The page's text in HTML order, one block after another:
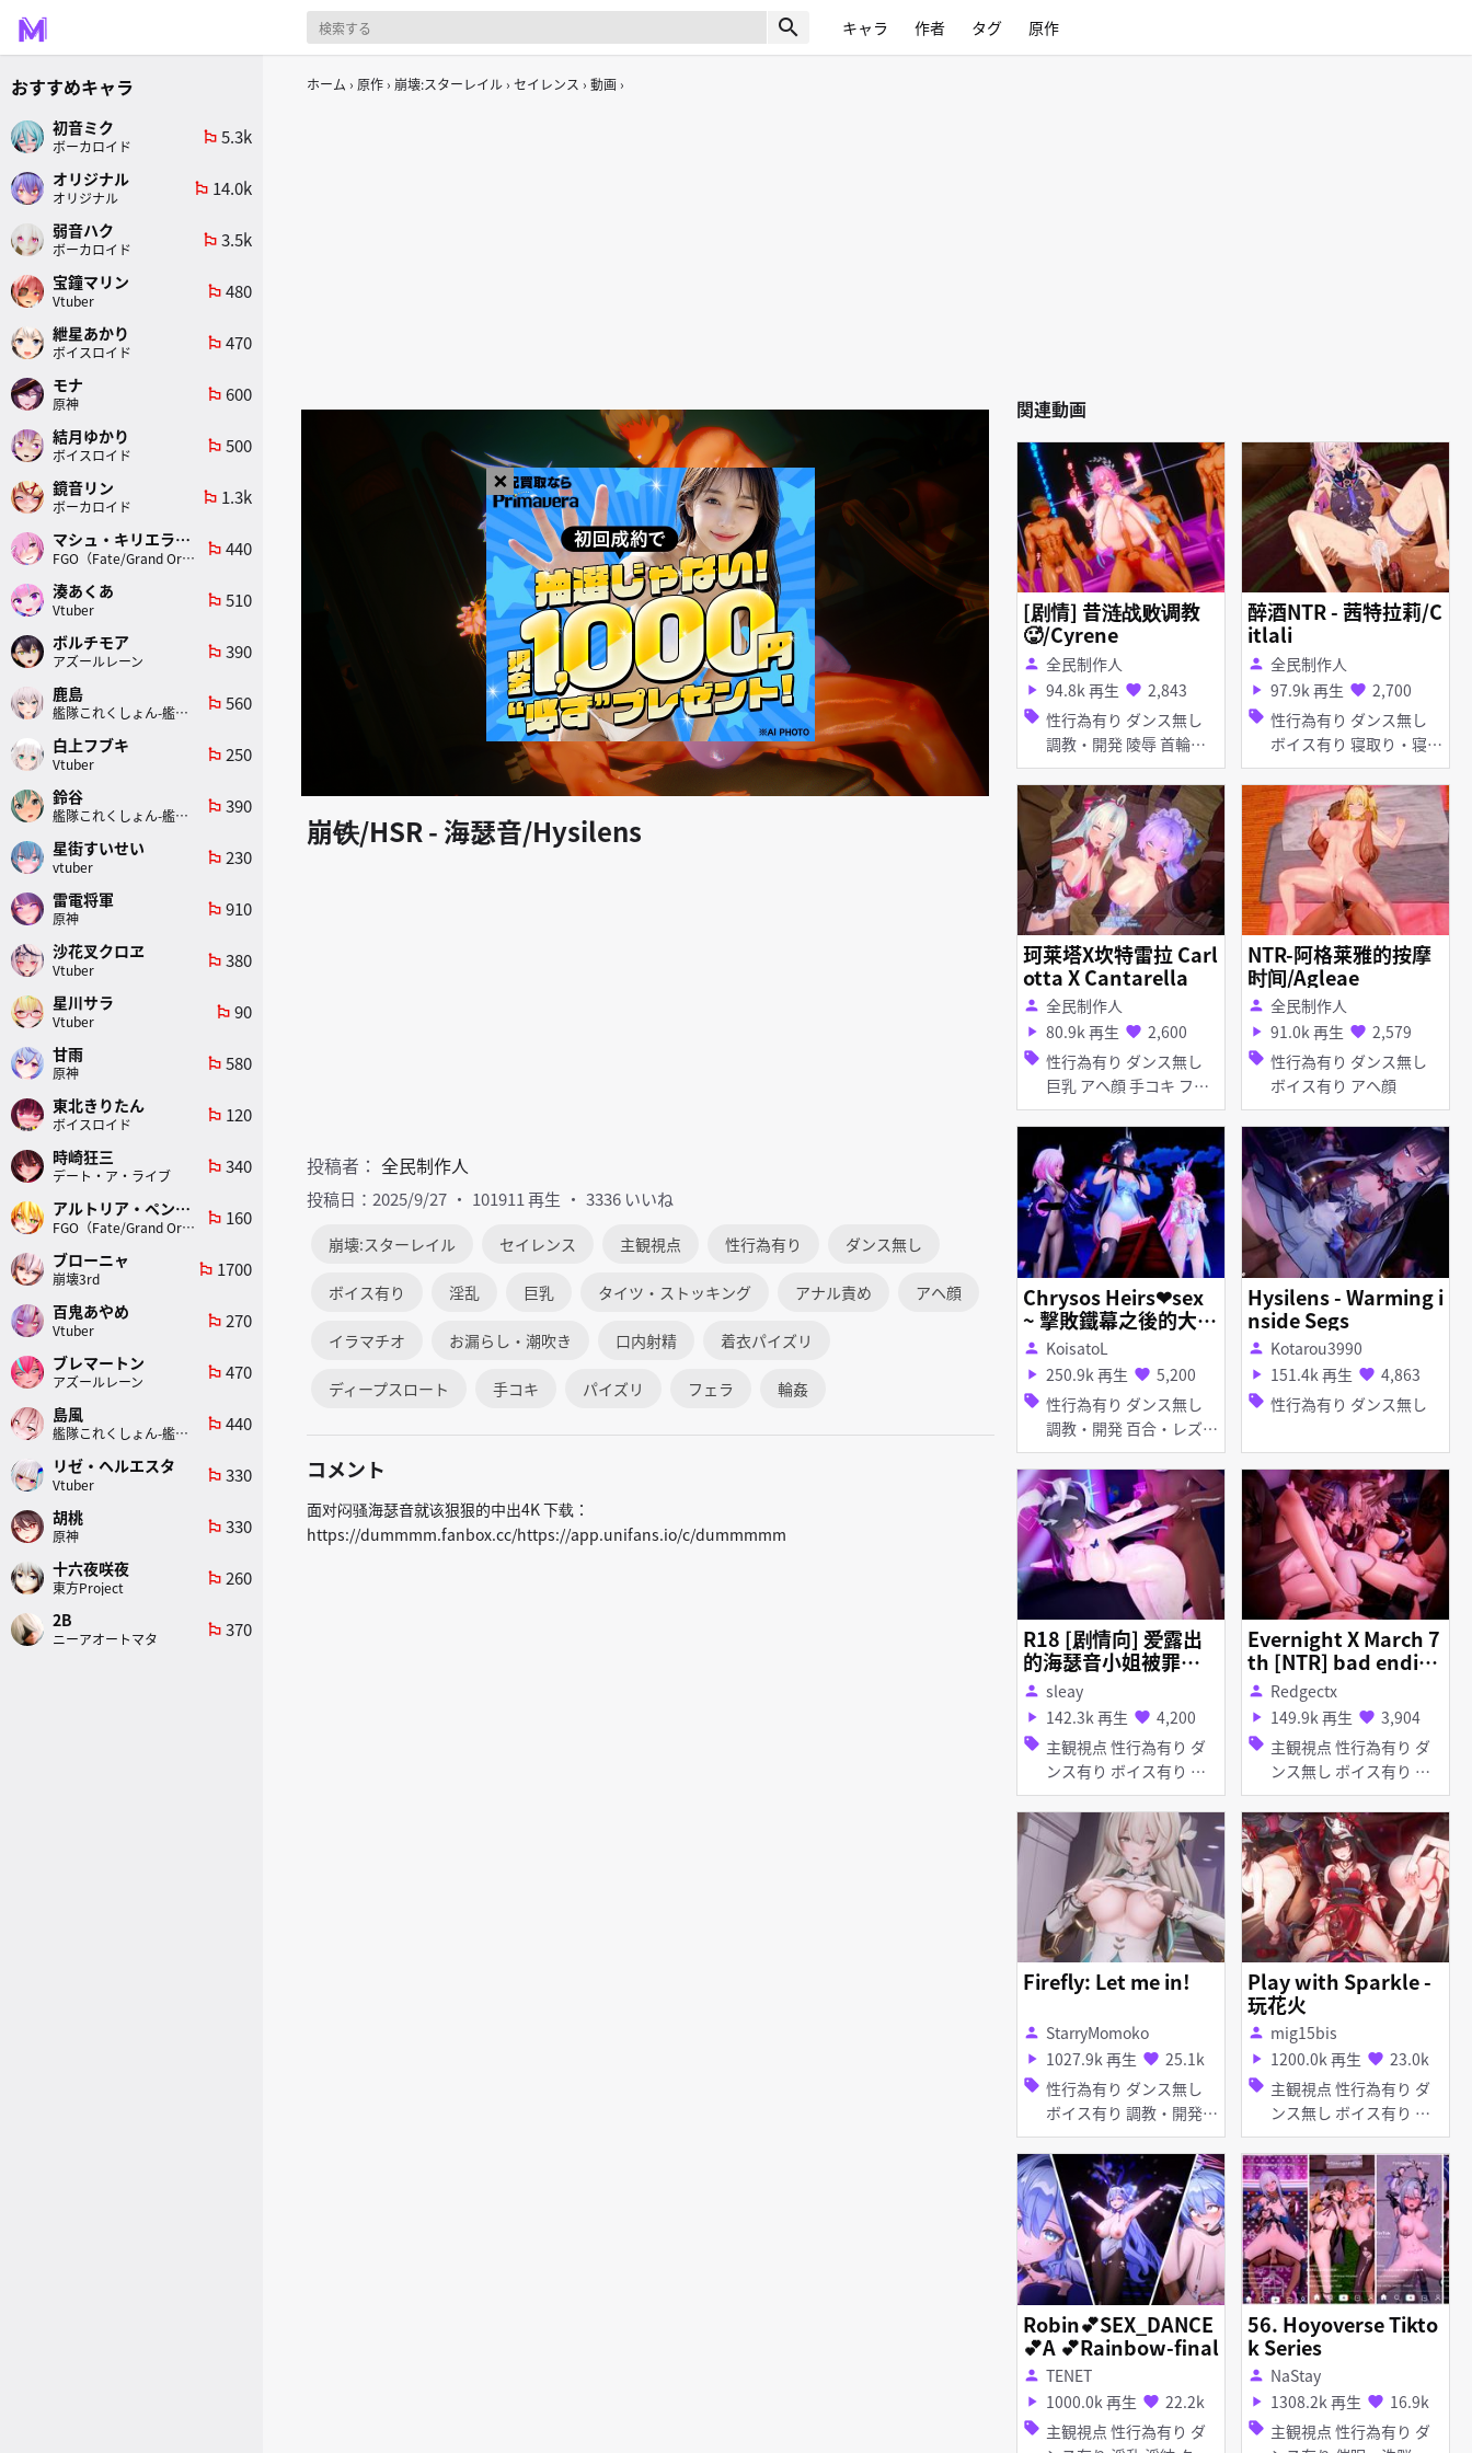
search キャラ 作者 タグ 原作
ホーム 原作 崩壊:スターレイル セイレンス 動画
play_arrow
×
崩铁/HSR - 海瑟音/Hysilens
投稿者： 全民制作人
投稿日：2025/9/27 101911 再生 3336 いいね
崩壊:スターレイル セイレンス 主観視点 性行為有り ダンス無し
ボイス有り 淫乱 巨乳 タイツ・ストッキング アナル責め アヘ顔
イラマチオ お漏らし・潮吹き 口内射精 着衣パイズリ
ディープスロート 手コキ パイズリ フェラ 輪姦
コメント
面对闷骚海瑟音就该狠狠的中出4K 下载：
https://dummmm.fanbox.cc/https://app.unifans.io/c/dummmmm
関連動画
[剧情] 昔涟战败调教
🥵/Cyrene
person 全民制作人
play_arrow 94.8k 再生 favorite 2,843
sell 性行為有り ダンス無し
調教・開発 陵辱 首輪・
鎖・拘束具 アヘ顔 イラ
マチオ 拘束 手コキ フェ
ラ 輪姦
醉酒NTR - 茜特拉莉/C
itlali
person 全民制作人
play_arrow 97.9k 再生 favorite 2,700
sell 性行為有り ダンス無し
ボイス有り 寝取り・寝取
られ(NTR) 淫乱 アヘ顔 泥
酔・酩酊
珂莱塔X坎特雷拉 Carl
otta X Cantarella
person 全民制作人
play_arrow 80.9k 再生 favorite 2,600
sell 性行為有り ダンス無し
巨乳 アヘ顔 手コキ フェ
ラ 乱交
NTR-阿格莱雅的按摩
时间/Agleae
person 全民制作人
play_arrow 91.0k 再生 favorite 2,579
sell 性行為有り ダンス無し
ボイス有り アヘ顔
Chrysos Heirs❤sex
~ 擊敗鐵幕之後的大贏
趴[⚠️Futa⚠️]
person KoisatoL
play_arrow 250.9k 再生 favorite 5,200
sell 性行為有り ダンス無し
調教・開発 百合・レズ
陵辱 淫乱 獣耳 ふたなり
首輪・鎖・拘束具 ディル
ド バイブ・ローター ピ
アス・装飾品 アナル責め
アヘ顔 お漏らし・潮吹き
拘束
Hysilens - Warming i
nside Segs
person Kotarou3990
play_arrow 151.4k 再生 favorite 4,863
sell 性行為有り ダンス無し
R18 [剧情向] 爱露出
的海瑟音小姐被罪袋
灌满 Sex with Hysile
ns~~❤
person sleay
play_arrow 142.3k 再生 favorite 4,200
sell 主観視点 性行為有り ダ
ンス有り ボイス有り 撮
影・ハメ撮り 淫乱 タイ
ツ・ストッキング バニー
ガール アヘ顔 お漏ら
し・潮吹き
Evernight X March 7
th [NTR] bad ending
[HSR]
person Redgectx
play_arrow 149.9k 再生 favorite 3,904
sell 主観視点 性行為有り ダ
ンス無し ボイス有り ハ
ーレム 淫乱 タイツ・ス
トッキング イラマチオ
口内射精 手コキ パイズ
リ フェラ 乱交 女性上位
Firefly: Let me in!
person StarryMomoko
play_arrow 1027.9k 再生 favorite 25.1k
sell 性行為有り ダンス無し
ボイス有り 調教・開発
百合・レズ ふたなり デ
ィルド バイブ・ローター
アヘ顔 お漏らし・潮吹き
拘束
Play with Sparkle -
玩花火
person mig15bis
play_arrow 1200.0k 再生 favorite 23.0k
sell 主観視点 性行為有り ダ
ンス無し ボイス有り 淫
乱 足コキ 乱交 女性上位
Robin💕SEX_DANCE
💕A 💕Rainbow-final
person TENET
play_arrow 1000.0k 再生 favorite 22.2k
sell 主観視点 性行為有り ダ
56. Hoyoverse Tikto
k Series
person NaStay
play_arrow 1308.2k 再生 favorite 16.9k
sell 主観視点 性行為有り ダ
おすすめキャラ
初音ミク
ボーカロイド
emoji_flags 5.3k
オリジナル
オリジナル
emoji_flags 14.0k
弱音ハク
ボーカロイド
emoji_flags 3.5k
宝鐘マリン
Vtuber
emoji_flags 480
紲星あかり
ボイスロイド
emoji_flags 470
モナ
原神
emoji_flags 600
結月ゆかり
ボイスロイド
emoji_flags 500
鏡音リン
ボーカロイド
emoji_flags 1.3k
マシュ・キリエライト
FGO（Fate/Grand Order）
emoji_flags 440
湊あくあ
Vtuber
emoji_flags 510
ボルチモア
アズールレーン
emoji_flags 390
鹿島
艦隊これくしょん-艦これ-
emoji_flags 560
白上フブキ
Vtuber
emoji_flags 250
鈴谷
艦隊これくしょん-艦これ-
emoji_flags 390
星街すいせい
vtuber
emoji_flags 230
雷電将軍
原神
emoji_flags 910
沙花叉クロヱ
Vtuber
emoji_flags 380
星川サラ
Vtuber
emoji_flags 90
甘雨
原神
emoji_flags 580
東北きりたん
ボイスロイド
emoji_flags 120
時崎狂三
デート・ア・ライブ
emoji_flags 340
アルトリア・ペンドラゴン(ランサー)
FGO（Fate/Grand Order）
emoji_flags 160
ブローニャ
崩壊3rd
emoji_flags 1700
百鬼あやめ
Vtuber
emoji_flags 270
ブレマートン
アズールレーン
emoji_flags 470
島風
艦隊これくしょん-艦これ-
emoji_flags 440
リゼ・ヘルエスタ
Vtuber
emoji_flags 330
胡桃
原神
emoji_flags 330
十六夜咲夜
東方Project
emoji_flags 260
2B
ニーアオートマタ
emoji_flags 370